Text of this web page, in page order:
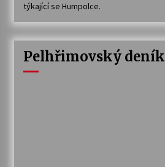
týkající se Humpolce.
Pelhřimovský deník